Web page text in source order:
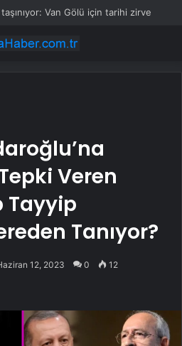
Van Gölü için tarihi zirve
Veren
Tayyip
Tanıyor?
12, 2023 0 12